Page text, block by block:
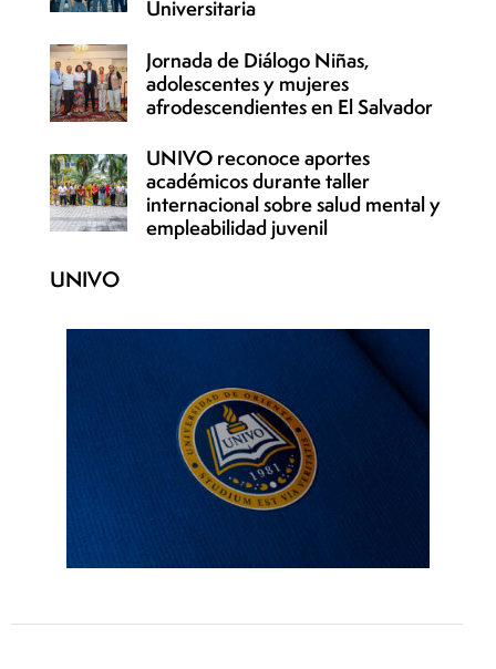
Universitaria
Jornada de Diálogo Niñas,
adolescentes y mujeres
afrodescendientes en El Salvador
UNIVO reconoce aportes
académicos durante taller
internacional sobre salud mental y
empleabilidad juvenil
UNIVO